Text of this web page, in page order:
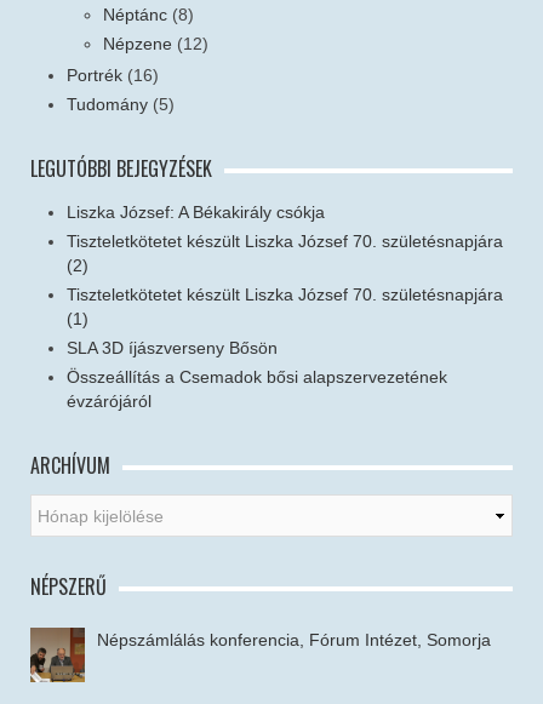
Néptánc (8)
Népzene (12)
Portrék (16)
Tudomány (5)
LEGUTÓBBI BEJEGYZÉSEK
Liszka József: A Békakirály csókja
Tiszteletkötetet készült Liszka József 70. születésnapjára
(2)
Tiszteletkötetet készült Liszka József 70. születésnapjára
(1)
SLA 3D íjászverseny Bősön
Összeállítás a Csemadok bősi alapszervezetének
évzárójáról
ARCHÍVUM
NÉPSZERŰ
Népszámlálás konferencia, Fórum Intézet, Somorja